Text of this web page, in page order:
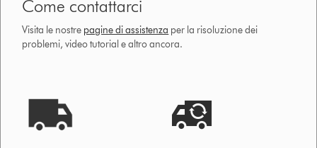
Come contattarci
Visita le nostre pagine di assistenza per la risoluzione dei
problemi, video tutorial e altro ancora.